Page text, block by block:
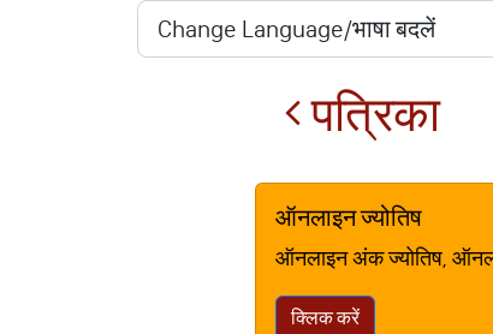
पत्रिका
ऑनलाइन ज्योतिष
ऑनलाइन अंक ज्योतिष,
क्लिक करें